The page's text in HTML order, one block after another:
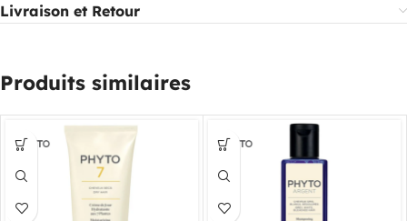
Livraison et Retour
Produits similaires